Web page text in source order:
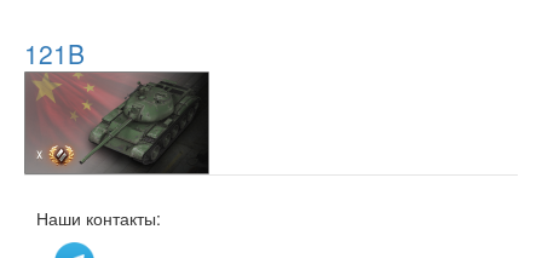
121B
Наши контакты: